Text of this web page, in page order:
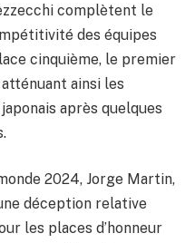
complètent le
des équipes
cinquième, le premier
ainsi les
après quelques
2024, Jorge Martin,
déception relative
les places d’honneur